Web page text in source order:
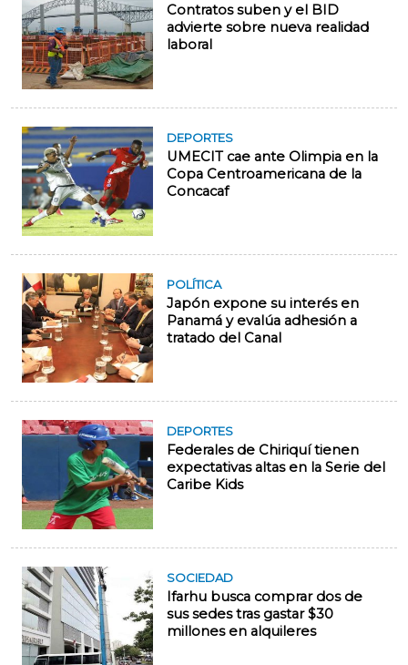
Contratos suben y el BID
advierte sobre nueva realidad
laboral
DEPORTES
UMECIT cae ante Olimpia en la
Copa Centroamericana de la
Concacaf
POLÍTICA
Japón expone su interés en
Panamá y evalúa adhesión a
tratado del Canal
DEPORTES
Federales de Chiriquí tienen
expectativas altas en la Serie del
Caribe Kids
SOCIEDAD
Ifarhu busca comprar dos de
sus sedes tras gastar $30
millones en alquileres